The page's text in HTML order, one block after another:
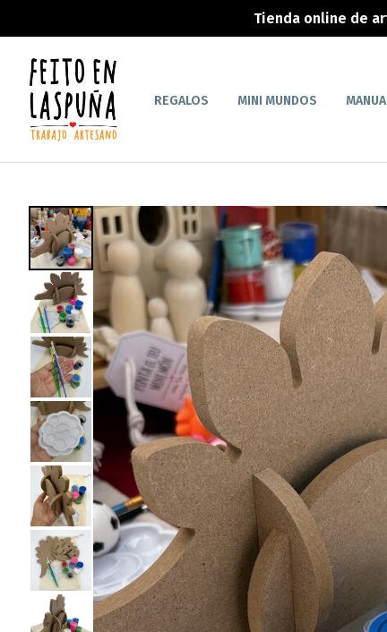
Tienda online de
REGALOS MINI MUNDOS